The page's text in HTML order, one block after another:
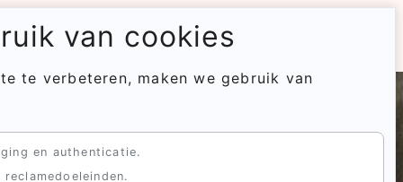
van cookies
te verbeteren, maken we gebruik van
en authenticatie.